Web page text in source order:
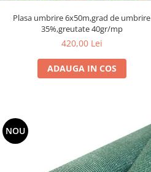
Plasa umbrire 6x50m,grad de umbrire
35%,greutate 40gr/mp
420,00 Lei
ADAUGA IN COS
NOU